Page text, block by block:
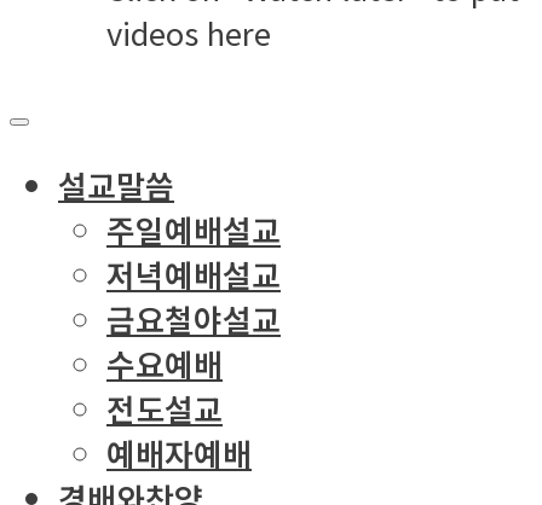
videos here
설교말씀
주일예배설교
저녁예배설교
금요철야설교
수요예배
전도설교
예배자예배